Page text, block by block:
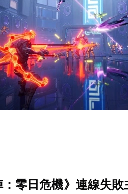
：零日危機》連線失敗